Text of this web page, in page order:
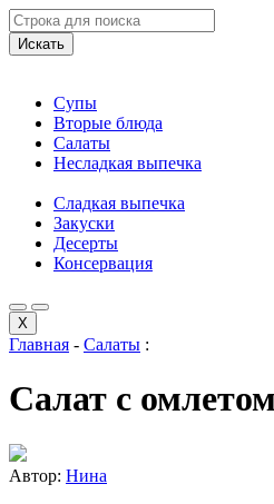
Искать
Супы
Вторые блюда
Салаты
Несладкая выпечка
Сладкая выпечка
Закуски
Десерты
Консервация
X
Главная - Салаты :
Салат с омлетом
Автор: Нина